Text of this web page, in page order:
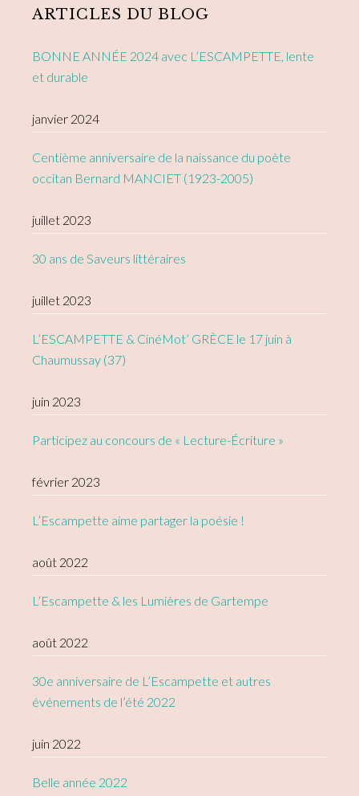
Sidebar
ARTICLES DU BLOG
BONNE ANNÉE 2024 avec L’ESCAMPETTE, lente
et durable
janvier 2024
Centième anniversaire de la naissance du poète
occitan Bernard MANCIET (1923-2005)
juillet 2023
30 ans de Saveurs littéraires
juillet 2023
L’ESCAMPETTE & CinéMot’ GRÈCE le 17 juin à
Chaumussay (37)
juin 2023
Participez au concours de « Lecture-Écriture »
février 2023
L’Escampette aime partager la poésie !
août 2022
L’Escampette & les Lumières de Gartempe
août 2022
30e anniversaire de L’Escampette et autres
événements de l’été 2022
juin 2022
Belle année 2022